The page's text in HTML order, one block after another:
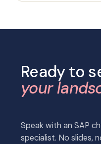
Ready to
your
Speak with an SAP
specialist. No slides,